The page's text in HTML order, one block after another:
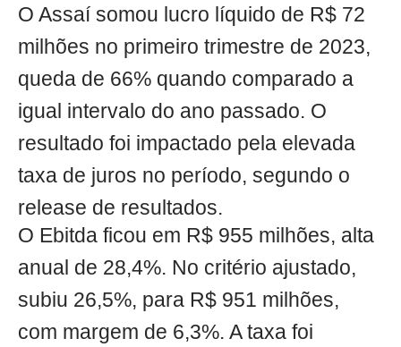
O Assaí somou lucro líquido de R$ 72
milhões no primeiro trimestre de 2023,
queda de 66% quando comparado a
igual intervalo do ano passado. O
resultado foi impactado pela elevada
taxa de juros no período, segundo o
release de resultados.
O Ebitda ficou em R$ 955 milhões, alta
anual de 28,4%. No critério ajustado,
subiu 26,5%, para R$ 951 milhões,
com margem de 6,3%. A taxa foi